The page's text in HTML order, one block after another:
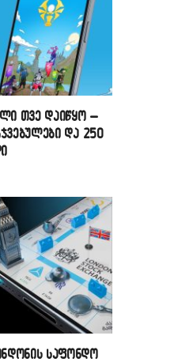
თვე დაიწყო –
და 250
საფონდო